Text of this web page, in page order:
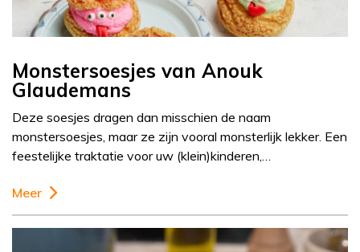
Monstersoesjes van Anouk
Glaudemans
Deze soesjes dragen dan misschien de naam
monstersoesjes, maar ze zijn vooral monsterlijk lekker. Een
feestelijke traktatie voor uw (klein)kinderen,…
Meer